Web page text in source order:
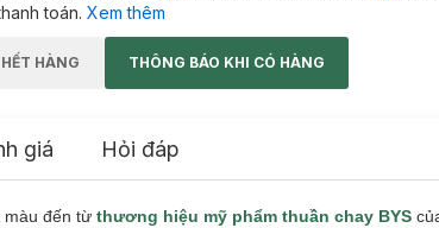
toán. Xem thêm
HÀNG THÔNG BÁO KHI CÓ HÀNG
giá Hỏi đáp
màu đến từ thương hiệu mỹ phẩm thuần chay BYS